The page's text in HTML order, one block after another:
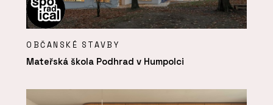
OBČANSKÉ STAVBY
Mateřská škola Podhrad v Humpolci